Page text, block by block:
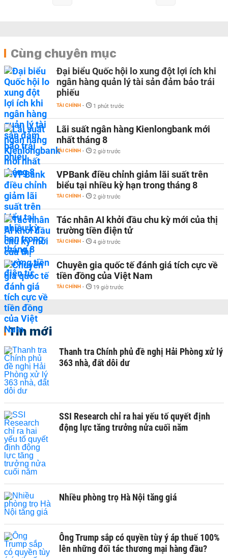
Cùng chuyên mục
Đại biểu Quốc hội lo xung đột lợi ích khi
ngân hàng quản lý tài sản đảm bảo trái
phiếu
TÀI CHÍNH - 1 phút trước
Lãi suất ngân hàng Kienlongbank mới
nhất tháng 8
TÀI CHÍNH - 2 giờ trước
VPBank điều chỉnh giảm lãi suất trên
biểu tại nhiều kỳ hạn trong tháng 8
TÀI CHÍNH - 2 giờ trước
Tác nhân AI khởi đầu chu kỳ mới của thị
trường tiền điện tử
TÀI CHÍNH - 4 giờ trước
Chuyên gia quốc tế đánh giá tích cực về
tiền đồng của Việt Nam
TÀI CHÍNH - 19 giờ trước
Tin mới
Thanh tra Chính phủ đề nghị Hải Phòng xử lý
363 nhà, đất dôi dư
SSI Research chỉ ra hai yếu tố quyết định
động lực tăng trưởng nửa cuối năm
Nhiều phòng trọ Hà Nội tăng giá
Ông Trump sắp có quyền tùy ý áp thuế 100%
lên những đối tác thương mại hàng đầu?